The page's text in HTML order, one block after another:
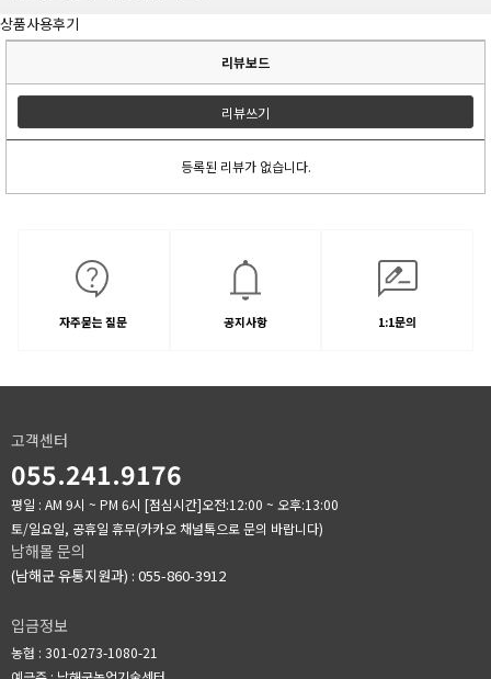
상품사용후기
리뷰보드
리뷰쓰기
등록된 리뷰가 없습니다.
자주묻는 질문 공지사항 1:1문의
고객센터
055.241.9176
평일 : AM 9시 ~ PM 6시 [점심시간]오전:12:00 ~ 오후:13:00
토/일요일, 공휴일 휴무(카카오 채널톡으로 문의 바랍니다)
남해몰 문의
(남해군 유통지원과) : 055-860-3912
입금정보
농협 : 301-0273-1080-21